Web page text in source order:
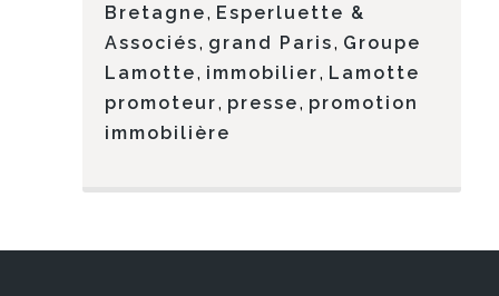
Bretagne, Esperluette &
Associés, grand Paris, Groupe
Lamotte, immobilier, Lamotte
promoteur, presse, promotion
immobilière